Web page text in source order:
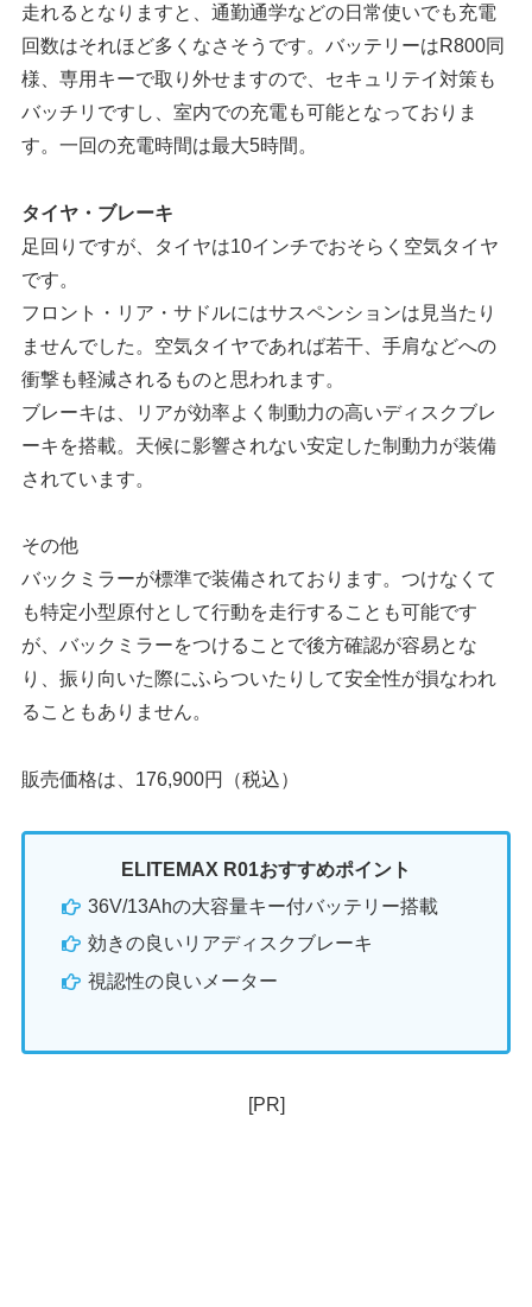
走れるとなりますと、通勤通学などの日常使いでも充電
回数はそれほど多くなさそうです。バッテリーはR800同
様、専用キーで取り外せますので、セキュリテイ対策も
バッチリですし、室内での充電も可能となっておりま
す。一回の充電時間は最大5時間。
タイヤ・ブレーキ
足回りですが、タイヤは10インチでおそらく空気タイヤ
です。
フロント・リア・サドルにはサスペンションは見当たり
ませんでした。空気タイヤであれば若干、手肩などへの
衝撃も軽減されるものと思われます。
ブレーキは、リアが効率よく制動力の高いディスクブレ
ーキを搭載。天候に影響されない安定した制動力が装備
されています。
その他
バックミラーが標準で装備されております。つけなくて
も特定小型原付として行動を走行することも可能です
が、バックミラーをつけることで後方確認が容易とな
り、振り向いた際にふらついたりして安全性が損なわれ
ることもありません。
販売価格は、176,900円（税込）
ELITEMAX R01おすすめポイント
36V/13Ahの大容量キー付バッテリー搭載
効きの良いリアディスクブレーキ
視認性の良いメーター
[PR]